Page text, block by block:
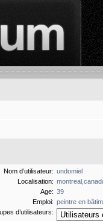
Nom d’utilisateur: undomiel
Localisation:
Age: 39
Emploi: peintre en
d’utilisateurs: